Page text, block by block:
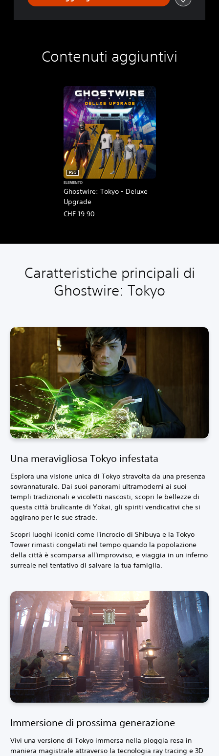
Contenuti aggiuntivi
Ghostwire: Tokyo - Deluxe
Upgrade
PS5
ELEMENTO
CHF 19.90
Caratteristiche principali di
Ghostwire: Tokyo
Una meravigliosa Tokyo infestata
Esplora una visione unica di Tokyo stravolta da una presenza
sovrannaturale. Dai suoi panorami ultramoderni ai suoi
templi tradizionali e vicoletti nascosti, scopri le bellezze di
questa città brulicante di Yokai, gli spiriti vendicativi che si
aggirano per le sue strade.
Scopri luoghi iconici come l'incrocio di Shibuya e la Tokyo
Tower rimasti congelati nel tempo quando la popolazione
della città è scomparsa all'improvviso, e viaggia in un inferno
surreale nel tentativo di salvare la tua famiglia.
Immersione di prossima generazione
Vivi una versione di Tokyo immersa nella pioggia resa in
maniera magistrale attraverso la tecnologia ray tracing e 3D